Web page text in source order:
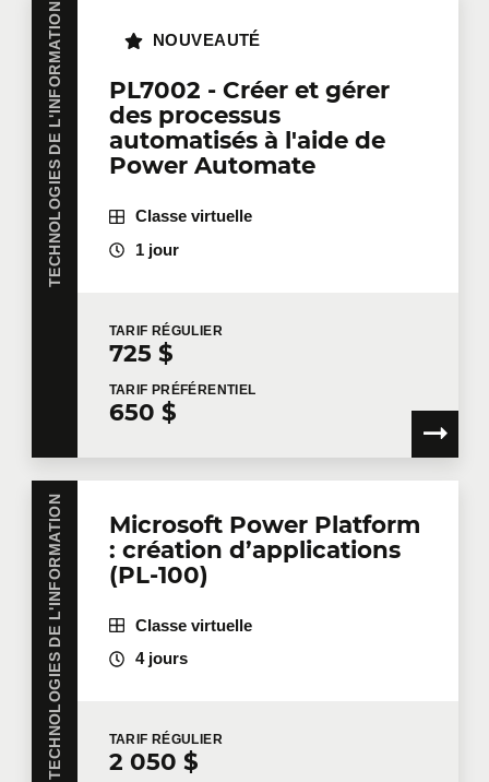
TECHNOLOGIES DE L'INFORMATION
PL7002 - Créer et gérer
des processus
automatisés à l'aide de
Power Automate
NOUVEAUTÉ
Classe virtuelle
1 jour
TARIF RÉGULIER
725 $
TARIF PRÉFÉRENTIEL
650 $
TECHNOLOGIES DE L'INFORMATION
Microsoft Power Platform
: création d’applications
(PL-100)
Classe virtuelle
4 jours
TARIF RÉGULIER
2 050 $